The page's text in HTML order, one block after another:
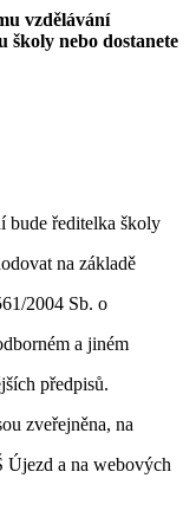
vzdělávání
školy nebo dostanete
bude ředitelka školy
na základě
2004 Sb. o
a jiném
předpisů.
zveřejněna, na
Újezd a na webových